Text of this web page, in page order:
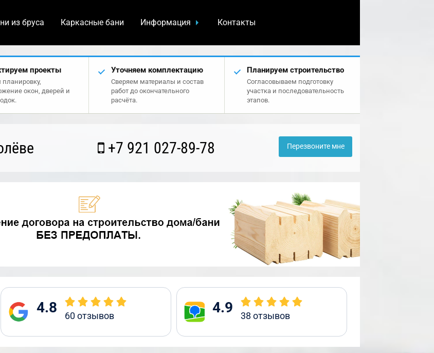
из бруса Каркасные бани Информация Контакты
проекты
окон, дверей и
Уточняем комплектацию
Сверяем материалы и состав
работ до окончательного
расчёта.
Планируем строительство
Согласовываем подготовку
участка и последовательность
этапов.
+7 921 027-89-78 Перезвоните мне
4.8 60отзывов 4.9 38 отзывов